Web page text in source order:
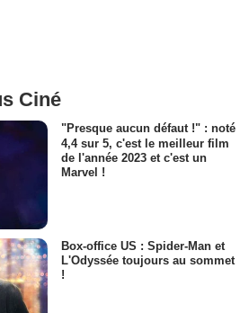
Ciné
"Presque aucun défaut !" : noté
4,4 sur 5, c'est le meilleur film
de l'année 2023 et c'est un
Marvel !
Box-office US : Spider-Man et
L'Odyssée toujours au sommet
!